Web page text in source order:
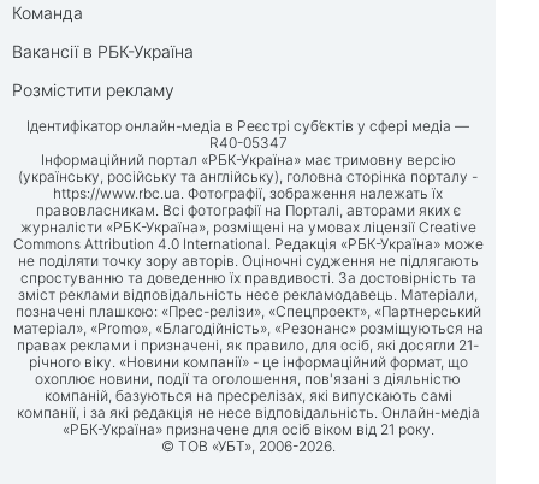
Команда
Вакансії в РБК-Україна
Розмістити рекламу
Ідентифікатор онлайн-медіа в Реєстрі суб’єктів у сфері медіа —
R40-05347
Інформаційний портал «РБК-Україна» має тримовну версію
(українську, російську та англійську), головна сторінка порталу -
https://www.rbc.ua. Фотографії, зображення належать їх
правовласникам. Всі фотографії на Порталі, авторами яких є
журналісти «РБК-Україна», розміщені на умовах ліцензії Creative
Commons Attribution 4.0 International. Редакція «РБК-Україна» може
не поділяти точку зору авторів. Оціночні судження не підлягають
спростуванню та доведенню їх правдивості. За достовірність та
зміст реклами відповідальність несе рекламодавець. Матеріали,
позначені плашкою: «Прес-релізи», «Спецпроект», «Партнерський
матеріал», «Promo», «Благодійність», «Резонанс» розміщуються на
правах реклами і призначені, як правило, для осіб, які досягли 21-
річного віку. «Новини компанії» - це інформаційний формат, що
охоплює новини, події та оголошення, пов'язані з діяльністю
компаній, базуються на пресрелізах, які випускають самі
компанії, і за які редакція не несе відповідальність. Онлайн-медіа
«РБК-Україна» призначене для осіб віком від 21 року.
© ТОВ «УБТ», 2006-2026.